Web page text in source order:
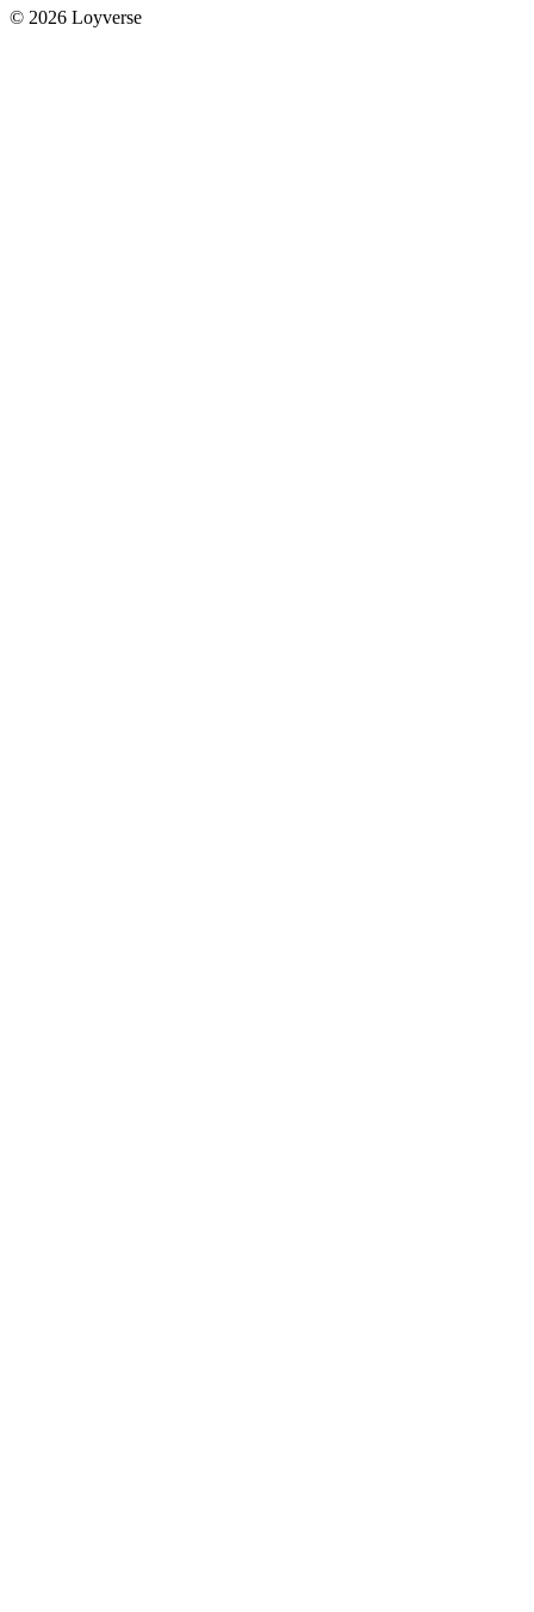
© 2026 Loyverse